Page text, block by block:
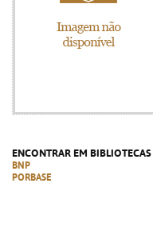
ENCONTRAR EM BIBLIOTECAS
BNP
PORBASE